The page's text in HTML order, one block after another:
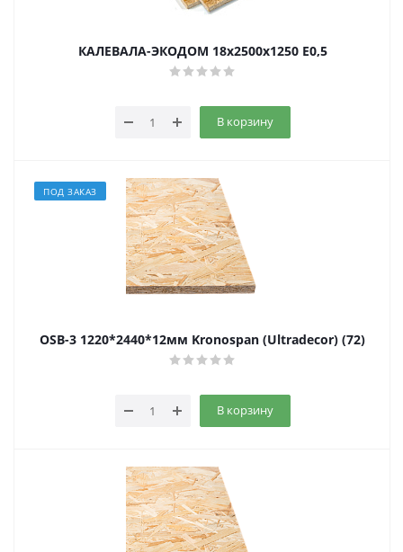
КАЛЕВАЛА-ЭКОДОМ 18х2500х1250 E0,5
В корзину
ПОД ЗАКАЗ
OSB-3 1220*2440*12мм Kronospan (Ultradecor) (72)
В корзину